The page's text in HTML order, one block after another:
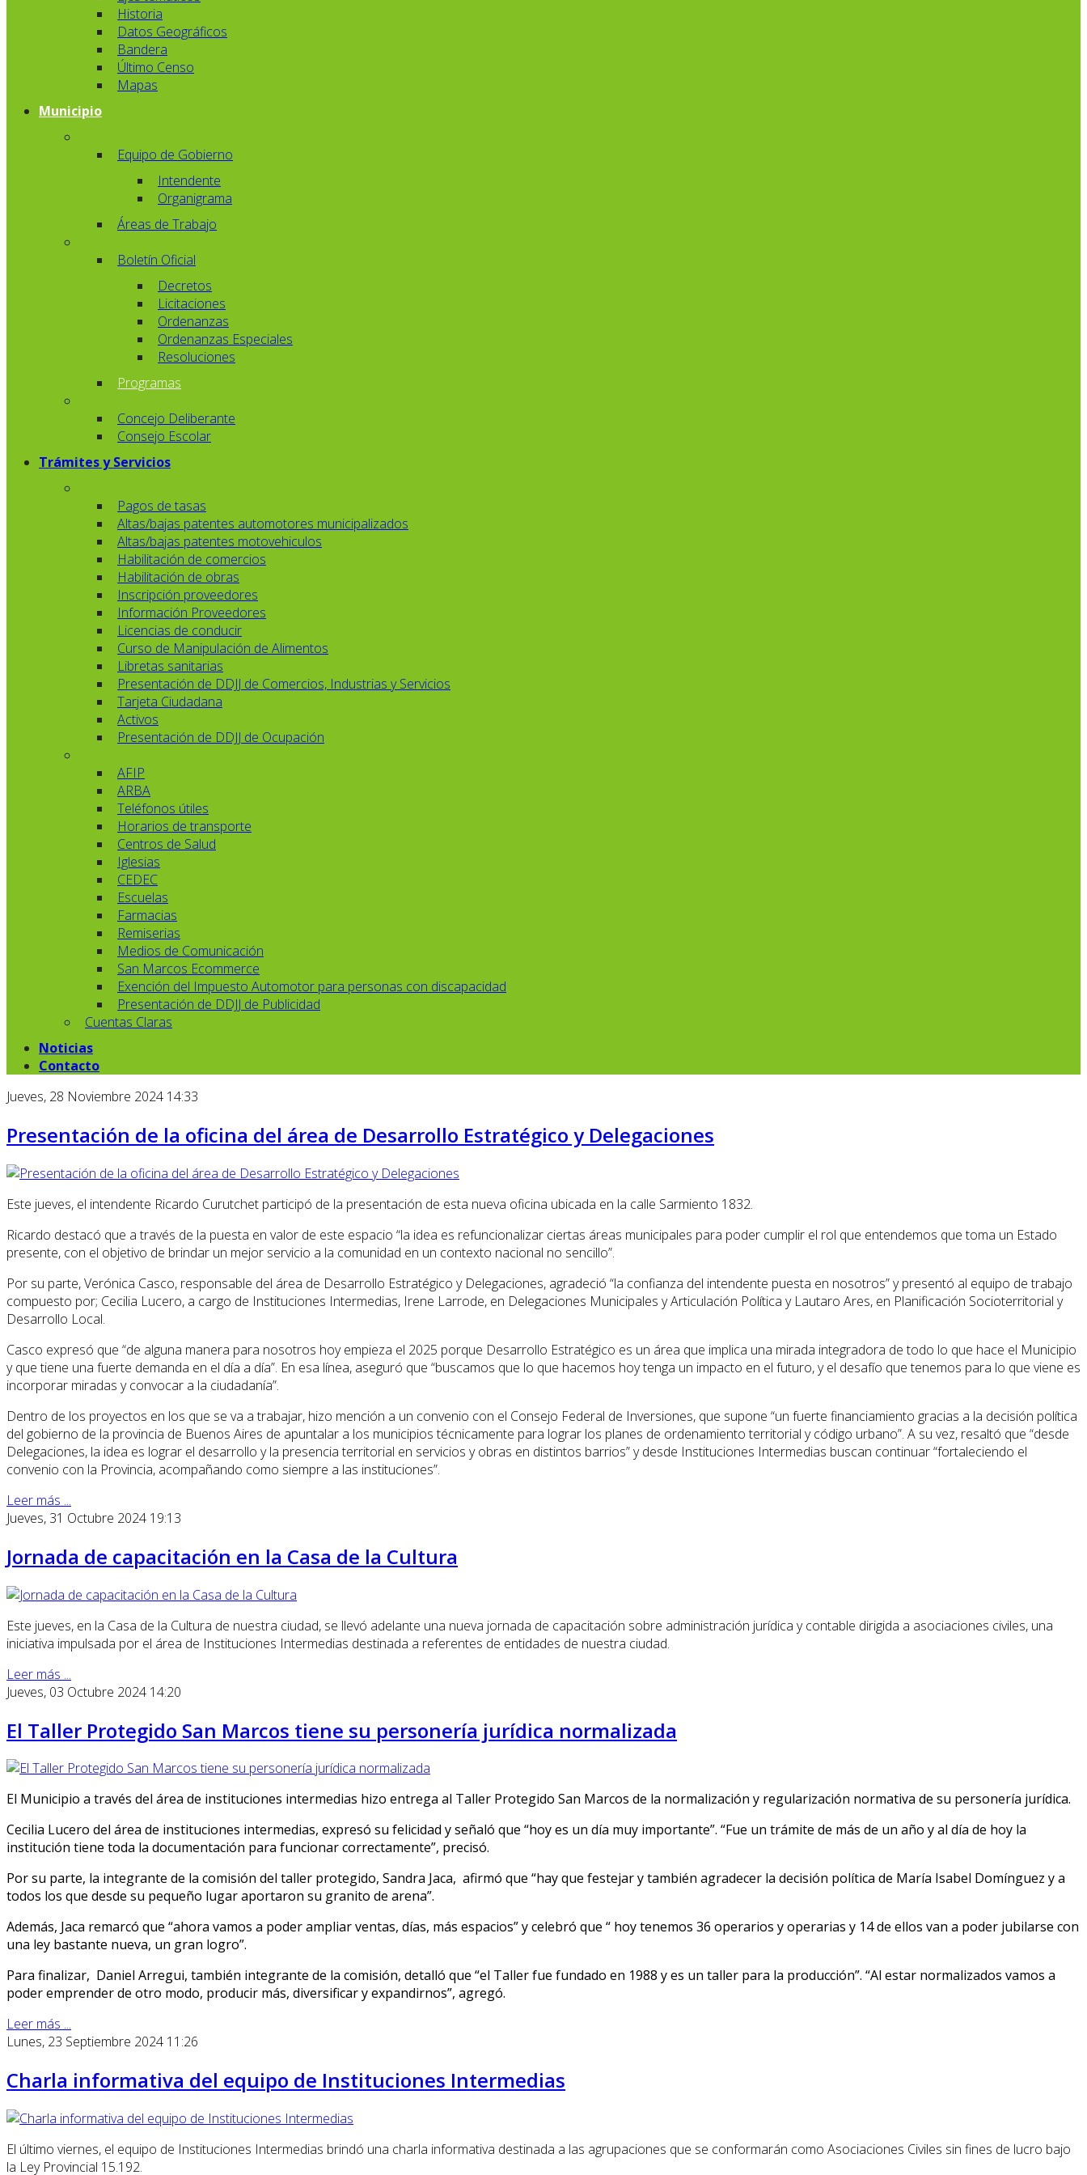
Historia
Datos Geográficos
Bandera
Último Censo
Mapas
Municipio
Equipo de Gobierno
Intendente
Organigrama
Áreas de Trabajo
Boletín Oficial
Decretos
Licitaciones
Ordenanzas
Ordenanzas Especiales
Resoluciones
Programas
Concejo Deliberante
Consejo Escolar
Trámites y Servicios
Pagos de tasas
Altas/bajas patentes automotores municipalizados
Altas/bajas patentes motovehiculos
Habilitación de comercios
Habilitación de obras
Inscripción proveedores
Información Proveedores
Licencias de conducir
Curso de Manipulación de Alimentos
Libretas sanitarias
Presentación de DDJJ de Comercios, Industrias y Servicios
Tarjeta Ciudadana
Activos
Presentación de DDJJ de Ocupación
AFIP
ARBA
Teléfonos útiles
Horarios de transporte
Centros de Salud
Iglesias
CEDEC
Escuelas
Farmacias
Remiserias
Medios de Comunicación
San Marcos Ecommerce
Exención del Impuesto Automotor para personas con discapacidad
Presentación de DDJJ de Publicidad
Cuentas Claras
Noticias
Contacto
Jueves, 28 Noviembre 2024 14:33
Presentación de la oficina del área de Desarrollo Estratégico y Delegaciones
Este jueves, el intendente Ricardo Curutchet participó de la presentación de esta nueva oficina ubicada en la calle Sarmiento 1832.
Ricardo destacó que a través de la puesta en valor de este espacio “la idea es refuncionalizar ciertas áreas municipales para poder cumplir el rol que entendemos que toma un Estado
presente, con el objetivo de brindar un mejor servicio a la comunidad en un contexto nacional no sencillo”.
Por su parte, Verónica Casco, responsable del área de Desarrollo Estratégico y Delegaciones, agradeció “la confianza del intendente puesta en nosotros” y presentó al equipo de trabajo
compuesto por; Cecilia Lucero, a cargo de Instituciones Intermedias, Irene Larrode, en Delegaciones Municipales y Articulación Política y Lautaro Ares, en Planificación Socioterritorial y
Desarrollo Local.
Casco expresó que “de alguna manera para nosotros hoy empieza el 2025 porque Desarrollo Estratégico es un área que implica una mirada integradora de todo lo que hace el Municipio
y que tiene una fuerte demanda en el día a día”. En esa línea, aseguró que “buscamos que lo que hacemos hoy tenga un impacto en el futuro, y el desafío que tenemos para lo que viene es
incorporar miradas y convocar a la ciudadanía”.
Dentro de los proyectos en los que se va a trabajar, hizo mención a un convenio con el Consejo Federal de Inversiones, que supone “un fuerte financiamiento gracias a la decisión política
del gobierno de la provincia de Buenos Aires de apuntalar a los municipios técnicamente para lograr los planes de ordenamiento territorial y código urbano”. A su vez, resaltó que “desde
Delegaciones, la idea es lograr el desarrollo y la presencia territorial en servicios y obras en distintos barrios” y desde Instituciones Intermedias buscan continuar “fortaleciendo el
convenio con la Provincia, acompañando como siempre a las instituciones”.
Leer más ...
Jueves, 31 Octubre 2024 19:13
Jornada de capacitación en la Casa de la Cultura
Este jueves, en la Casa de la Cultura de nuestra ciudad, se llevó adelante una nueva jornada de capacitación sobre administración jurídica y contable dirigida a asociaciones civiles, una
iniciativa impulsada por el área de Instituciones Intermedias destinada a referentes de entidades de nuestra ciudad.
Leer más ...
Jueves, 03 Octubre 2024 14:20
El Taller Protegido San Marcos tiene su personería jurídica normalizada
El Municipio a través del área de instituciones intermedias hizo entrega al Taller Protegido San Marcos de la normalización y regularización normativa de su personería jurídica.
Cecilia Lucero del área de instituciones intermedias, expresó su felicidad y señaló que “hoy es un día muy importante”. “Fue un trámite de más de un año y al día de hoy la
institución tiene toda la documentación para funcionar correctamente”, precisó.
Por su parte, la integrante de la comisión del taller protegido, Sandra Jaca, afirmó que “hay que festejar y también agradecer la decisión política de María Isabel Domínguez y a
todos los que desde su pequeño lugar aportaron su granito de arena”.
Además, Jaca remarcó que “ahora vamos a poder ampliar ventas, días, más espacios” y celebró que “ hoy tenemos 36 operarios y operarias y 14 de ellos van a poder jubilarse con
una ley bastante nueva, un gran logro”.
Para finalizar, Daniel Arregui, también integrante de la comisión, detalló que “el Taller fue fundado en 1988 y es un taller para la producción”. “Al estar normalizados vamos a
poder emprender de otro modo, producir más, diversificar y expandirnos”, agregó.
Leer más ...
Lunes, 23 Septiembre 2024 11:26
Charla informativa del equipo de Instituciones Intermedias
El último viernes, el equipo de Instituciones Intermedias brindó una charla informativa destinada a las agrupaciones que se conformarán como Asociaciones Civiles sin fines de lucro bajo
la Ley Provincial 15.192.